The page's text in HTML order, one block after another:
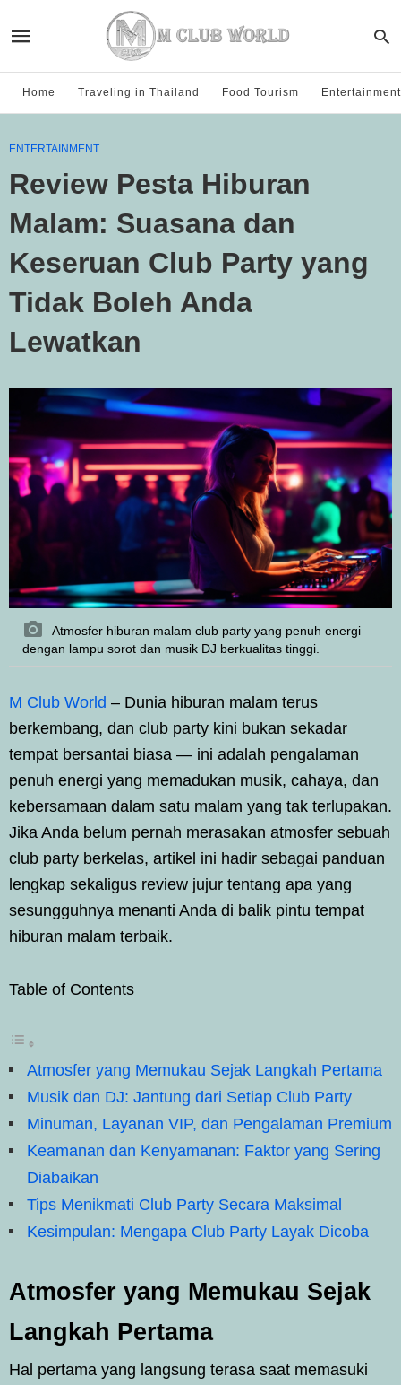
Home Traveling in Thailand Food Tourism Entertainment
ENTERTAINMENT
Review Pesta Hiburan
Malam: Suasana dan
Keseruan Club Party yang
Tidak Boleh Anda
Lewatkan
Atmosfer hiburan malam club party yang penuh energi
dengan lampu sorot dan musik DJ berkualitas tinggi.
M Club World – Dunia hiburan malam terus
berkembang, dan club party kini bukan sekadar
tempat bersantai biasa — ini adalah pengalaman
penuh energi yang memadukan musik, cahaya, dan
kebersamaan dalam satu malam yang tak terlupakan.
Jika Anda belum pernah merasakan atmosfer sebuah
club party berkelas, artikel ini hadir sebagai panduan
lengkap sekaligus review jujur tentang apa yang
sesungguhnya menanti Anda di balik pintu tempat
hiburan malam terbaik.
Table of Contents
Atmosfer yang Memukau Sejak Langkah Pertama
Musik dan DJ: Jantung dari Setiap Club Party
Minuman, Layanan VIP, dan Pengalaman Premium
Keamanan dan Kenyamanan: Faktor yang Sering
Diabaikan
Tips Menikmati Club Party Secara Maksimal
Kesimpulan: Mengapa Club Party Layak Dicoba
Atmosfer yang Memukau Sejak
Langkah Pertama
Hal pertama yang langsung terasa saat memasuki